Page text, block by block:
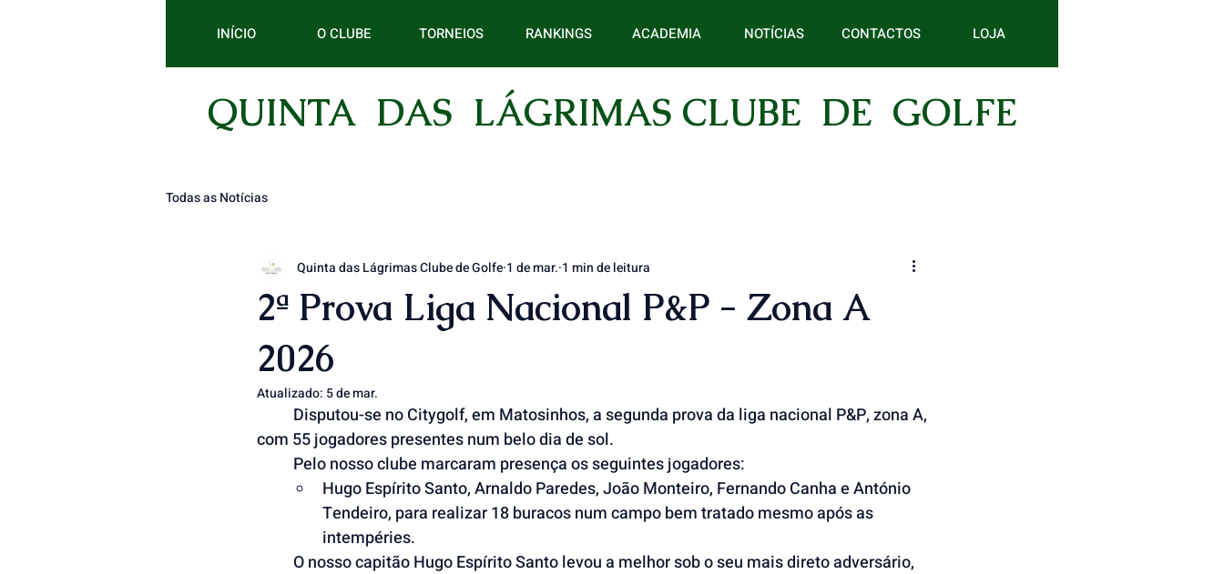
INÍCIO O CLUBE TORNEIOS RANKINGS ACADEMIA NOTÍCIAS CONTACTOS LOJA
QUINTA DAS LÁGRIMAS CLUBE DE GOLFE
Todas as Notícias
2ª Prova Liga Nacional P&P - Zona A
2026
Quinta das Lágrimas Clube de Golfe 1 de mar. 1 min de leitura
Atualizado: 5 de mar.
com 55 jogadores presentes num belo dia de sol.
	Pelo nosso clube marcaram presença os seguintes jogadores:
Hugo Espírito Santo, Arnaldo Paredes, João Monteiro, Fernando Canha e António
Tendeiro, para realizar 18 buracos num campo bem tratado mesmo após as
intempéries.